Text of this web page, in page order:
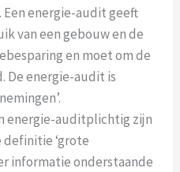
Een energie-audit geeft
van een gebouw en de
en moet om de
De energie-audit is
energie-auditplichtig zijn
definitie ‘grote
informatie onderstaande